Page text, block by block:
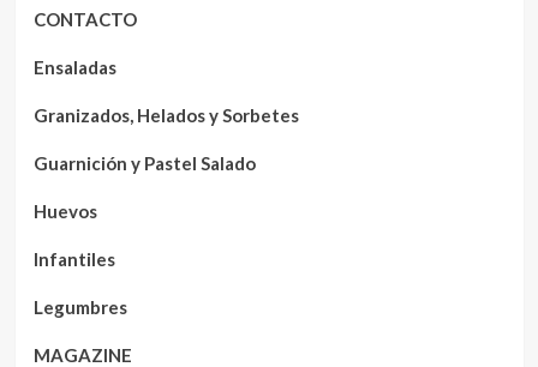
CONTACTO
Ensaladas
Granizados, Helados y Sorbetes
Guarnición y Pastel Salado
Huevos
Infantiles
Legumbres
MAGAZINE